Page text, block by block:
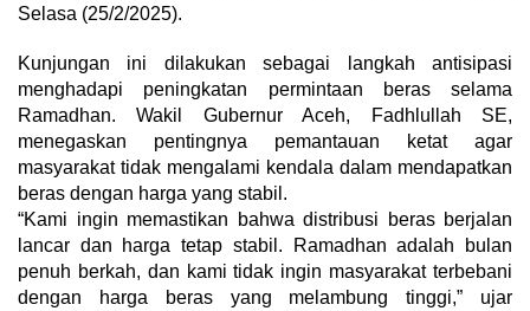
Selasa (25/2/2025).
Kunjungan ini dilakukan sebagai langkah antisipasi
menghadapi peningkatan permintaan beras selama
Ramadhan. Wakil Gubernur Aceh, Fadhlullah SE,
menegaskan pentingnya pemantauan ketat agar
masyarakat tidak mengalami kendala dalam mendapatkan
beras dengan harga yang stabil.
“Kami ingin memastikan bahwa distribusi beras berjalan
lancar dan harga tetap stabil. Ramadhan adalah bulan
penuh berkah, dan kami tidak ingin masyarakat terbebani
dengan harga beras yang melambung tinggi,” ujar